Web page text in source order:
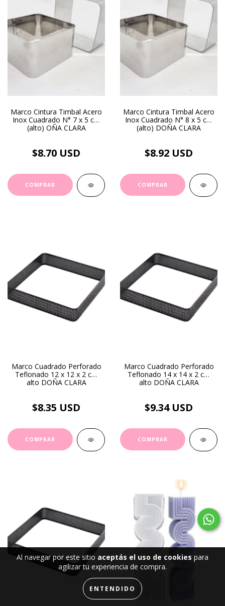
Al navegar por este sitio aceptás el uso de cookies para
agilizar tu experiencia de compra.
ENTENDIDO
Marco Cintura Timbal Acero
Inox Cuadrado N° 7 x 5 cm
(alto) OÑA CLARA
$8.70 USD
Marco Cintura Timbal Acero
Inox Cuadrado N° 8 x 5 cm
(alto) DOÑA CLARA
$8.92 USD
Marco Cuadrado Perforado
Teflonado 12 x 12 x 2 cm
alto DOÑA CLARA
$8.35 USD
Marco Cuadrado Perforado
Teflonado 14 x 14 x 2 cm
alto DOÑA CLARA
$9.34 USD